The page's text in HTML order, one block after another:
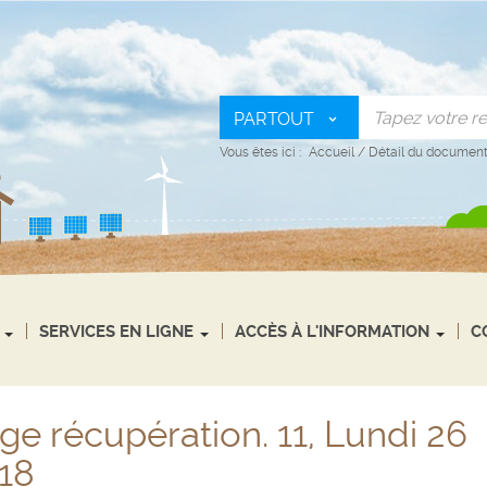
PARTOUT
Vous êtes ici : Accueil / Détail du document
SERVICES EN LIGNE ACCÈS À L'INFORMATION
récupération. 11, Lundi 26